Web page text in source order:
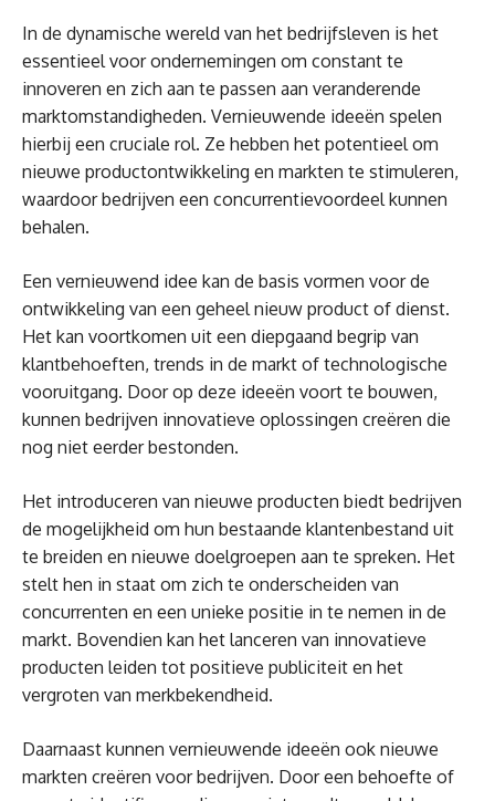
In de dynamische wereld van het bedrijfsleven is het
essentieel voor ondernemingen om constant te
innoveren en zich aan te passen aan veranderende
marktomstandigheden. Vernieuwende ideeën spelen
hierbij een cruciale rol. Ze hebben het potentieel om
nieuwe productontwikkeling en markten te stimuleren,
waardoor bedrijven een concurrentievoordeel kunnen
behalen.
Een vernieuwend idee kan de basis vormen voor de
ontwikkeling van een geheel nieuw product of dienst.
Het kan voortkomen uit een diepgaand begrip van
klantbehoeften, trends in de markt of technologische
vooruitgang. Door op deze ideeën voort te bouwen,
kunnen bedrijven innovatieve oplossingen creëren die
nog niet eerder bestonden.
Het introduceren van nieuwe producten biedt bedrijven
de mogelijkheid om hun bestaande klantenbestand uit
te breiden en nieuwe doelgroepen aan te spreken. Het
stelt hen in staat om zich te onderscheiden van
concurrenten en een unieke positie in te nemen in de
markt. Bovendien kan het lanceren van innovatieve
producten leiden tot positieve publiciteit en het
vergroten van merkbekendheid.
Daarnaast kunnen vernieuwende ideeën ook nieuwe
markten creëren voor bedrijven. Door een behoefte of